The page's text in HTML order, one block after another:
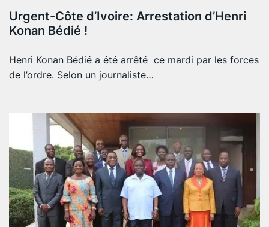
Urgent-Côte d’Ivoire: Arrestation d’Henri
Konan Bédié !
Henri Konan Bédié a été arrêté ce mardi par les forces
de l’ordre. Selon un journaliste…